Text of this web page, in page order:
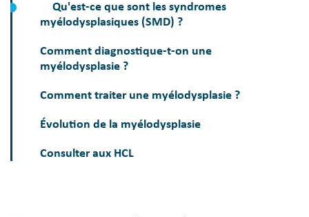
Qu'est-ce que sont les syndromes
myélodysplasiques (SMD) ?
Comment diagnostique-t-on une
myélodysplasie ?
Comment traiter une myélodysplasie ?
Évolution de la myélodysplasie
Consulter aux HCL